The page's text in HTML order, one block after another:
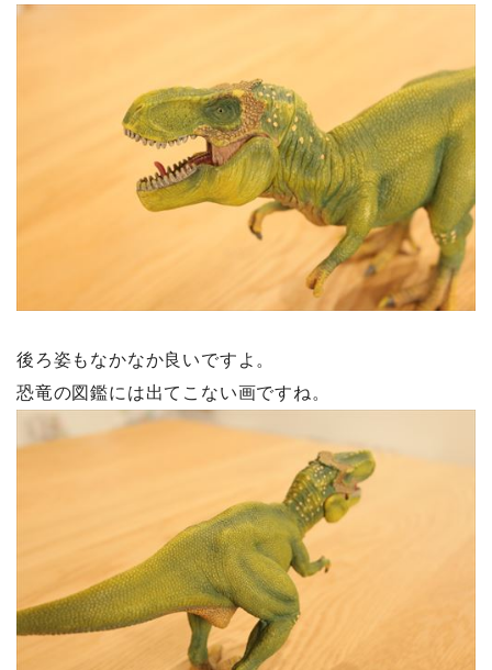
後ろ姿もなかなか良いですよ。
恐竜の図鑑には出てこない画ですね。